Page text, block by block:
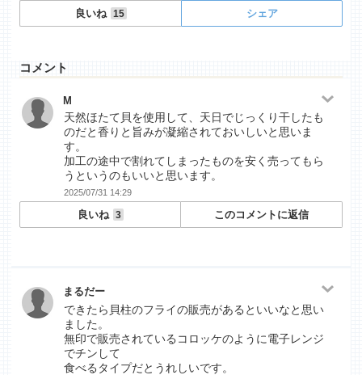
良いね 15 シェア
コメント
M
天然ほたて貝を使用して、天日でじっくり干したも
のだと香りと旨みが凝縮されておいしいと思いま
す。
加工の途中で割れてしまったものを安く売ってもら
うというのもいいと思います。
2025/07/31 14:29
良いね 3 このコメントに返信
まるだー
できたら貝柱のフライの販売があるといいなと思い
ました。
無印で販売されているコロッケのように電子レンジ
でチンして
食べるタイプだとうれしいです。